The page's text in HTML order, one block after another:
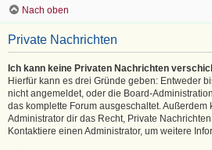
Nach oben
Private Nachrichten
Ich kann keine Privaten Nachrichten
Hierfür kann es drei Gründe geben: Entweder
nicht angemeldet, oder die Board-
das komplette Forum ausgeschaltet. Außerdem
Administrator dir das Recht, Private
Kontaktiere einen Administrator, um weitere